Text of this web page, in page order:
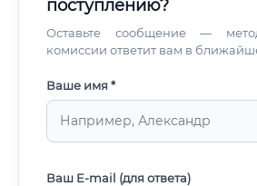
поступлению?
Оставьте сообщение —
комиссии ответит вам в
Ваше имя *
Ваш E-mail (для ответа)